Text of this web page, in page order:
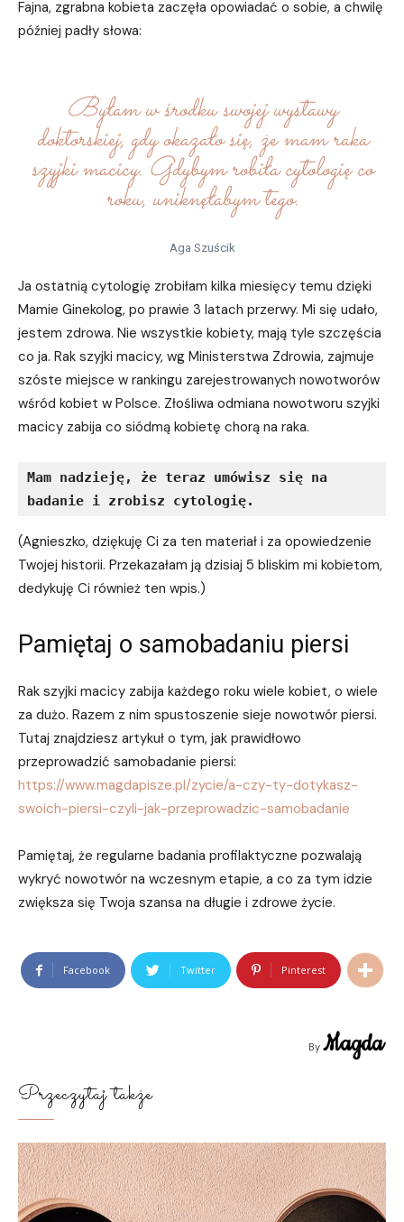
Fajna, zgrabna kobieta zaczęła opowiadać o sobie, a chwilę
później padły słowa:
Byłam w środku swojej wystawy
doktorskiej, gdy okazało się, że mam raka
szyjki macicy. Gdybym robiła cytologię co
roku, uniknęłabym tego.
Aga Szuścik
Ja ostatnią cytologię zrobiłam kilka miesięcy temu dzięki
Mamie Ginekolog, po prawie 3 latach przerwy. Mi się udało,
jestem zdrowa. Nie wszystkie kobiety, mają tyle szczęścia
co ja. Rak szyjki macicy, wg Ministerstwa Zdrowia, zajmuje
szóste miejsce w rankingu zarejestrowanych nowotworów
wśród kobiet w Polsce. Złośliwa odmiana nowotworu szyjki
macicy zabija co siódmą kobietę chorą na raka.
Mam nadzieję, że teraz umówisz się na
badanie i zrobisz cytologię.
(Agnieszko, dziękuję Ci za ten materiał i za opowiedzenie
Twojej historii. Przekazałam ją dzisiaj 5 bliskim mi kobietom,
dedykuję Ci również ten wpis.)
Pamiętaj o samobadaniu piersi
Rak szyjki macicy zabija każdego roku wiele kobiet, o wiele
za dużo. Razem z nim spustoszenie sieje nowotwór piersi.
Tutaj znajdziesz artykuł o tym, jak prawidłowo
przeprowadzić samobadanie piersi:
https://www.magdapisze.pl/zycie/a-czy-ty-dotykasz-
swoich-piersi-czyli-jak-przeprowadzic-samobadanie
Pamiętaj, że regularne badania profilaktyczne pozwalają
wykryć nowotwór na wczesnym etapie, a co za tym idzie
zwiększa się Twoja szansa na długie i zdrowe życie.
Facebook Twitter Pinterest
By Magda
Przeczytaj także